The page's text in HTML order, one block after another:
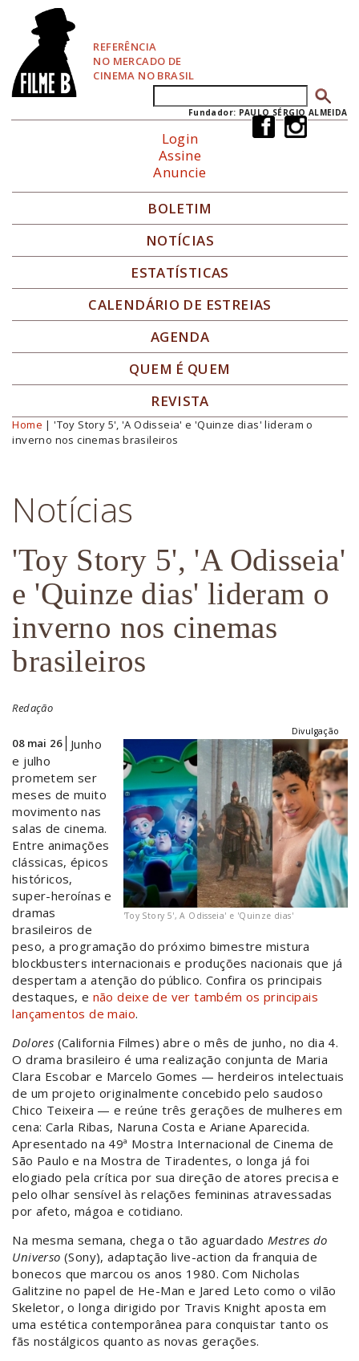
REFERÊNCIA
NO MERCADO DE
CINEMA NO BRASIL
Formulário de busca
Fundador: PAULO SÉRGIO ALMEIDA
Login
Assine
Anuncie
BOLETIM
NOTÍCIAS
ESTATÍSTICAS
CALENDÁRIO DE ESTREIAS
AGENDA
QUEM É QUEM
REVISTA
Você está aqui
Home | 'Toy Story 5', 'A Odisseia' e 'Quinze dias' lideram o
inverno nos cinemas brasileiros
Notícias
'Toy Story 5', 'A Odisseia'
e 'Quinze dias' lideram o
inverno nos cinemas
brasileiros
Redação
08 mai 26
Divulgação
'Toy Story 5', A Odisseia' e 'Quinze dias'
Junho
e julho
prometem ser
meses de muito
movimento nas
salas de cinema.
Entre animações
clássicas, épicos
históricos,
super-heroínas e
dramas
brasileiros de
peso, a programação do próximo bimestre mistura
blockbusters internacionais e produções nacionais que já
despertam a atenção do público. Confira os principais
destaques, e não deixe de ver também os principais
lançamentos de maio.
Dolores (California Filmes) abre o mês de junho, no dia 4.
O drama brasileiro é uma realização conjunta de Maria
Clara Escobar e Marcelo Gomes — herdeiros intelectuais
de um projeto originalmente concebido pelo saudoso
Chico Teixeira — e reúne três gerações de mulheres em
cena: Carla Ribas, Naruna Costa e Ariane Aparecida.
Apresentado na 49ª Mostra Internacional de Cinema de
São Paulo e na Mostra de Tiradentes, o longa já foi
elogiado pela crítica por sua direção de atores precisa e
pelo olhar sensível às relações femininas atravessadas
por afeto, mágoa e cotidiano.
Na mesma semana, chega o tão aguardado Mestres do
Universo (Sony), adaptação live-action da franquia de
bonecos que marcou os anos 1980. Com Nicholas
Galitzine no papel de He-Man e Jared Leto como o vilão
Skeletor, o longa dirigido por Travis Knight aposta em
uma estética contemporânea para conquistar tanto os
fãs nostálgicos quanto as novas gerações.